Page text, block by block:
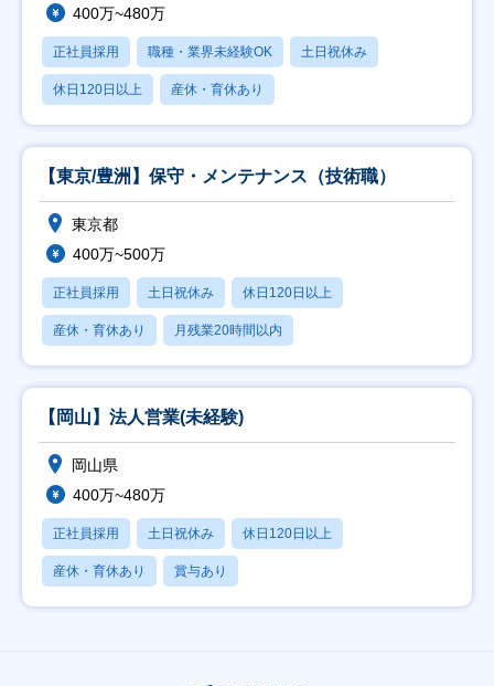
400万~480万
正社員採用 職種・業界未経験OK 土日祝休み
休日120日以上 産休・育休あり
【東京/豊洲】保守・メンテナンス（技術職）
東京都
400万~500万
正社員採用 土日祝休み 休日120日以上
産休・育休あり 月残業20時間以内
【岡山】法人営業(未経験)
岡山県
400万~480万
正社員採用 土日祝休み 休日120日以上
産休・育休あり 賞与あり